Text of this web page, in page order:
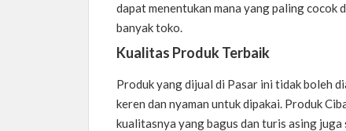
dapat menentukan mana yang paling cocok
banyak toko.
Kualitas Produk Terbaik
Produk yang dijual di Pasar ini tidak boleh
keren dan nyaman untuk dipakai. Produk
kualitasnya yang bagus dan turis asing juga